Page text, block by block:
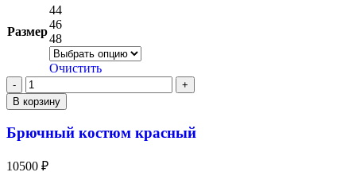
Размер
44
46
48
Очистить
В корзину
Брючный костюм красный
10500 ₽